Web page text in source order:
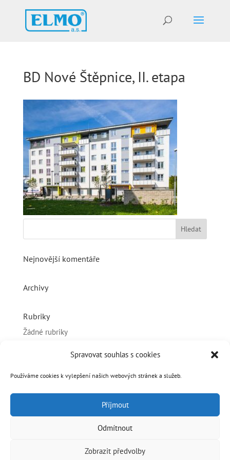
Spravovat souhlas s cookies
Používáme cookies k vylepšení našich webových stránek a služeb.
Příjmout
Odmítnout
Zobrazit předvolby
BD Nové Štěpnice, II. etapa
Nejnovější komentáře
Archivy
Rubriky
Žádné rubriky
Základní informace
Přihlásit se